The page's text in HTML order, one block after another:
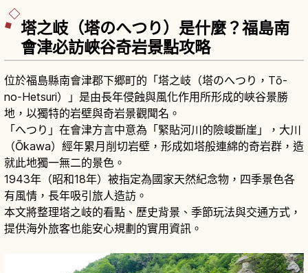
塔之岐（塔のへつり）是什麼？福島南
會津必訪峽谷奇岩景點攻略
位於福島縣南會津郡下郷町的「塔之岐（塔のへつり，Tō-
no-Hetsuri）」是由長年侵蝕與風化作用所形成的峽谷景勝
地，以獨特的岩壁與奇岩景觀聞名。
「へつり」在會津方言中意為「緊貼河川的險峻斷崖」，大川
（Ōkawa）經年累月削切岩壁，形成如塔般連綿的奇岩群，造
就此地獨一無二的景色。
1943年（昭和18年）被指定為國家天然紀念物，四季景色各
有風情，長年吸引旅人造訪。
本文將整理塔之岐的看點、歷史背景、季節玩法與交通方式，
提供海外旅客也能安心規劃的實用資訊。